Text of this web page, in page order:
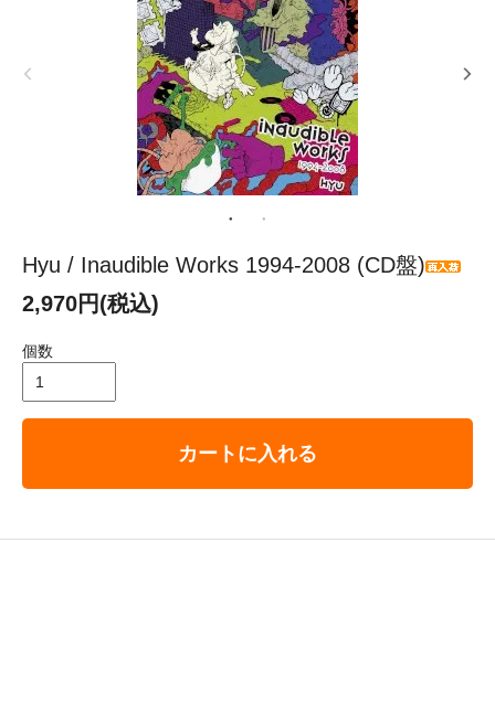
Hyu / Inaudible Works 1994-2008 (CD盤)
2,970円(税込)
個数
カートに入れる